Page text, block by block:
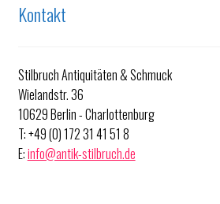
Kontakt
Stilbruch Antiquitäten & Schmuck
Wielandstr. 36
10629 Berlin - Charlottenburg
T: +49 (0) 172 31 41 51 8
E:info@antik-stilbruch.de